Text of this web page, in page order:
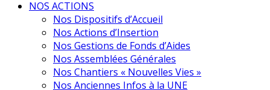
NOS ACTIONS
Nos Dispositifs d’Accueil
Nos Actions d’Insertion
Nos Gestions de Fonds d’Aides
Nos Assemblées Générales
Nos Chantiers « Nouvelles Vies »
Nos Anciennes Infos à la UNE